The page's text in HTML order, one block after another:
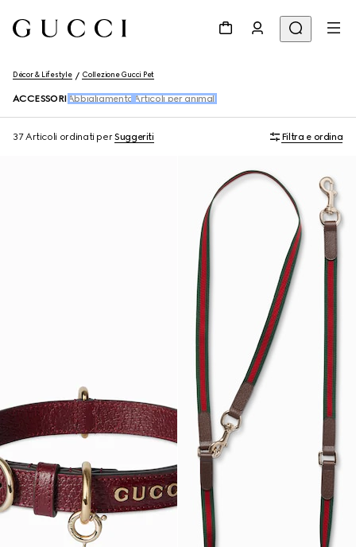
Décor & Lifestyle Collezione Gucci Pet
ACCESSORI Abbigliamento Articoli per animali
37 Articoli ordinati perSuggeriti Filtra e ordina